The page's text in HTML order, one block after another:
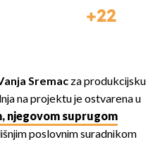
22
Sremacza produkcijsku
na projektu je ostvarena u
njegovom suprugom
poslovnim suradnikom